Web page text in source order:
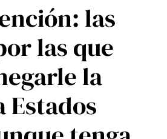
las
las que
la
Estados